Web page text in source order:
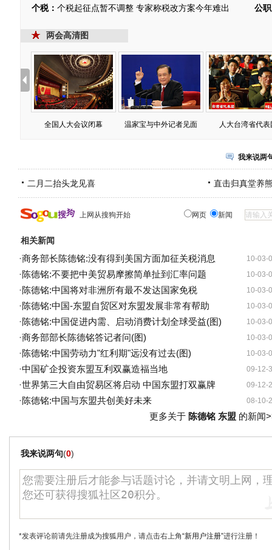
个税： 个税起征点暂不调整 专家称税改方案今年难出
公
两会高清图
全国人大会议闭幕 温家宝与中外记者见面 人大台湾省代表
我来说两
二月二抬头龙见喜 直击归真堂养
上网从搜狗开始 网页 新闻
相关新闻
10-03-
·商务部长陈德铭:没有得到美国方面加征关税消息
10-03-
·陈德铭:不要把中美贸易摩擦简单扯到汇率问题
10-03-
·陈德铭:中国将对非洲所有最不发达国家免税
10-03-
·陈德铭:中国-东盟自贸区对东盟发展非常有帮助
10-03-
·陈德铭:中国促进内需、启动消费计划全球受益(图)
10-03-
·商务部部长陈德铭答记者问(图)
10-03-
·陈德铭:中国劳动力"红利期"远没有过去(图)
09-12-
·中国矿企投资东盟互利双赢造福当地
09-12-
·世界第三大自由贸易区将启动 中国东盟打双赢牌
08-10-
·陈德铭:中国与东盟共创美好未来
更多关于 陈德铭 东盟 的新闻
我来说两句(0)
*发表评论前请先注册成为搜狐用户，请点击右上角“新用户注册”进行注册！